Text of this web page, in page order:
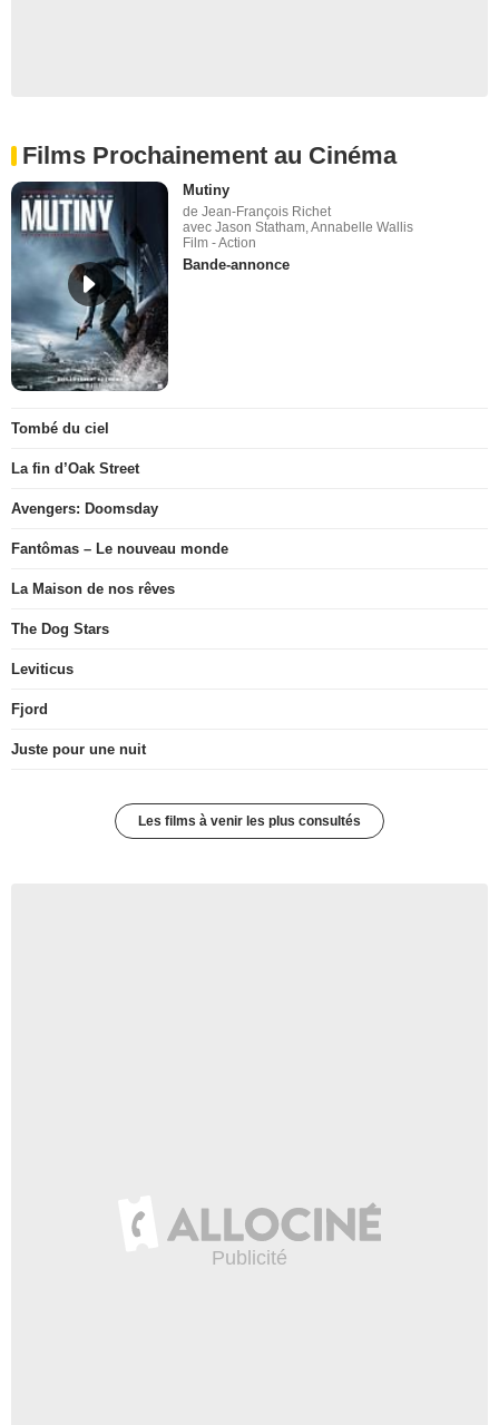
Films Prochainement au Cinéma
Mutiny
de Jean-François Richet
avec Jason Statham, Annabelle Wallis
Film - Action
Bande-annonce
Tombé du ciel
La fin d’Oak Street
Avengers: Doomsday
Fantômas – Le nouveau monde
La Maison de nos rêves
The Dog Stars
Leviticus
Fjord
Juste pour une nuit
Les films à venir les plus consultés